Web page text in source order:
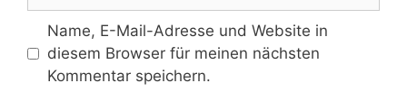
Name, E-Mail-Adresse und Website in
diesem Browser für meinen nächsten
Kommentar speichern.